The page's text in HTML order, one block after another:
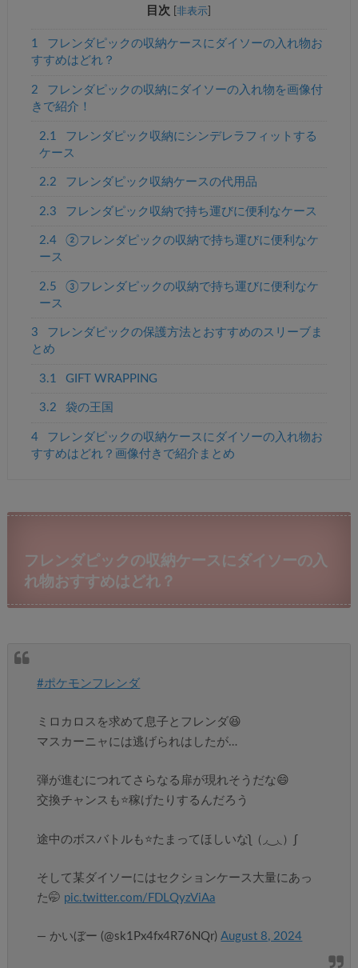
目次 [非表示
1
フレンダピックの収納ケースにダイソーの入れ物お
すすめはどれ？
2
フレンダピックの収納にダイソーの入れ物を画像付
きで紹介！
2.1
フレンダピック収納にシンデレラフィットする
ケース
2.2 フレンダピック収納ケースの代用品
2.3 フレンダピック収納で持ち運びに便利なケース
2.4
②フレンダピックの収納で持ち運びに便利なケ
ース
2.5
③フレンダピックの収納で持ち運びに便利なケ
ース
3
フレンダピックの保護方法とおすすめのスリーブま
とめ
3.1 GIFT WRAPPING
3.2 袋の王国
4
フレンダピックの収納ケースにダイソーの入れ物お
すすめはどれ？画像付きで紹介まとめ
フレンダピックの収納ケースにダイソーの入
れ物おすすめはどれ？
#ポケモンフレンダ
ミロカロスを求めて息子とフレンダ😆
マスカーニャには逃げられはしたが…
弾が進むにつれてさらなる扉が現れそうだな😄
交換チャンスも⭐️稼げたりするんだろう
途中のボスバトルも⭐️たまってほしいなʅ（◞‿◟）ʃ
そして某ダイソーにはセクションケース大量にあっ
た🤭 pic.twitter.com/FDLQyzViAa
— かいぼー (@sk1Px4fx4R76NQr)August 8, 2024